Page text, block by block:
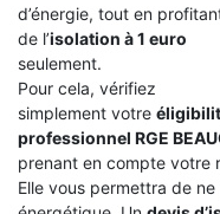
d’énergie, tout en
de l’isolation à 1 euro
seulement.
Pour cela, vérifiez
simplement votre
professionnel RGE
prenant en compte votre
Elle vous permettra de